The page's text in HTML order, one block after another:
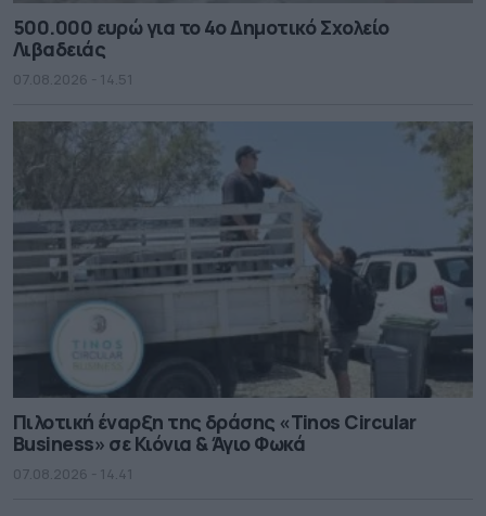
500.000 ευρώ για το 4ο Δημοτικό Σχολείο
Λιβαδειάς
07.08.2026 - 14.51
Πιλοτική έναρξη της δράσης «Tinos Circular
Business» σε Κιόνια & Άγιο Φωκά
07.08.2026 - 14.41